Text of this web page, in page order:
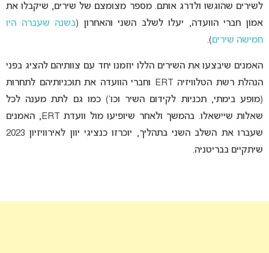
לשירים שהוגשו ולדרג אותם. מספר מצומצם של שירים, שיקבלו את
אמון חברי הוועדה, יעלו לשלב השני והאחרון (בשנה שעברה היו
חמישה שירים).
האמנים שיבצעו את השירים הללו יוזמנו יחד עם צוותיהם להציג בפני
הנהלת רשת הטלוויזיה ERT וחברי הוועדה את תוכניותיהם לתחרות
(מופע בימתי, תכניות לקידום השיר וכו’) כמו גם לתת מענה לכל
שאלות שיישאלו. בהמשך ולאחר שיופיעו מול וועדת ERT, האמנים
שעברו את השלב השני בתהליך, יוכרזו כנציגי יוון לאירוויזיון 2023
שיתקיים בבריטניה.